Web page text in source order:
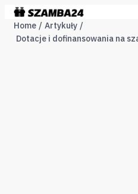
Home
Artykuły
Dotacje i dofinansowania na